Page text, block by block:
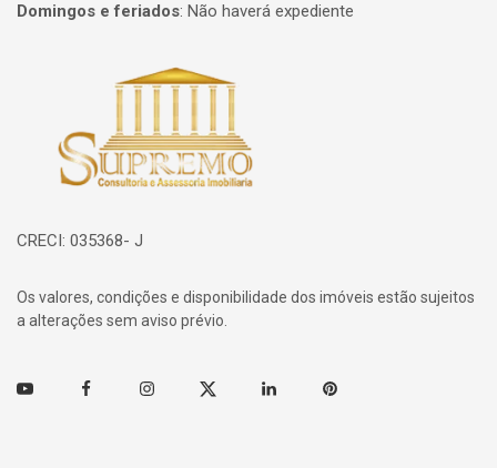
Domingos e feriados: Não haverá expediente
Página inicial
CRECI: 035368- J
Os valores, condições e disponibilidade dos imóveis estão sujeitos
a alterações sem aviso prévio.
Youtube FacebookInstagramTwitter Linkedin Pinterest